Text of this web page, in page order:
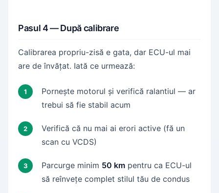
Pasul 4 — După calibrare
Calibrarea propriu-zisă e gata, dar ECU-ul mai
are de învățat. Iată ce urmează:
Pornește motorul și verifică ralantiul — ar
trebui să fie stabil acum
Verifică că nu mai ai erori active (fă un
scan cu VCDS)
Parcurge minim 50 km pentru ca ECU-ul
să reînvețe complet stilul tău de condus